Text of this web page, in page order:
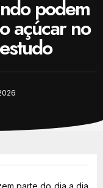
podem
açúcar no